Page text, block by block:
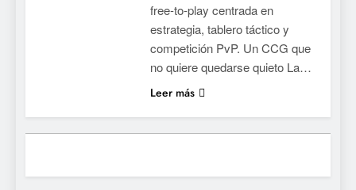
free-to-play centrada en
estrategia, tablero táctico y
competición PvP. Un CCG que
no quiere quedarse quieto La…
Leer más
lanza demo gratuita y abre
reservas
NOTICIAS DE VIDEOJUEGOS
Moonlighter está gratis en
Steam por tiempo limitado y
Epic regala otros dos juegos
NOTICIAS DE VIDEOJUEGOS
Dungeon Lurker supera las